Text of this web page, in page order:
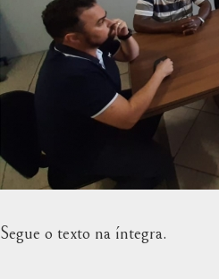
Segue o texto na íntegra.